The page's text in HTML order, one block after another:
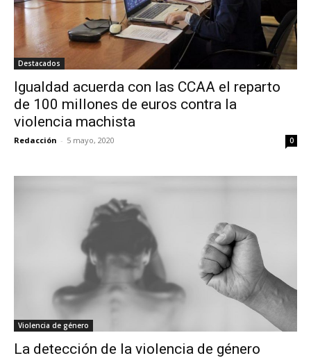
Destacados
Igualdad acuerda con las CCAA el reparto
de 100 millones de euros contra la
violencia machista
Redacción - 5 mayo, 2020 0
Violencia de género
La detección de la violencia de género